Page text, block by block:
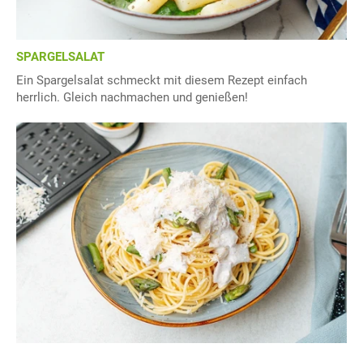
SPARGELSALAT
Ein Spargelsalat schmeckt mit diesem Rezept einfach
herrlich. Gleich nachmachen und genießen!